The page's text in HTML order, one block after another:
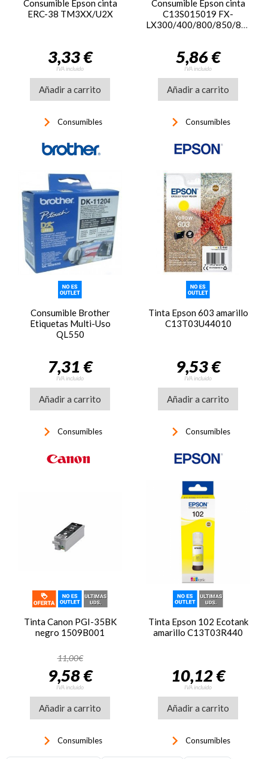
Consumible Epson cinta
ERC-38 TM3XX/U2X
3,33 €
IVA incluido
Añadir a carrito
keyboard_arrow_right Consumibles
Consumible Epson cinta
C13S015019 FX-
LX300/400/800/850/870/80
5,86 €
IVA incluido
Añadir a carrito
keyboard_arrow_right Consumibles
Consumible Brother
Etiquetas Multi-Uso
QL550
7,31 €
IVA incluido
Añadir a carrito
keyboard_arrow_right Consumibles
Tinta Epson 603 amarillo
C13T03U44010
9,53 €
IVA incluido
Añadir a carrito
keyboard_arrow_right Consumibles
Tinta Canon PGI-35BK
negro 1509B001
11,00€
9,58 €
IVA incluido
Añadir a carrito
keyboard_arrow_right Consumibles
Tinta Epson 102 Ecotank
amarillo C13T03R440
10,12 €
IVA incluido
Añadir a carrito
keyboard_arrow_right Consumibles